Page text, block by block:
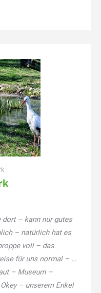
dort – kann nur gutes
– natürlich hat es
voll – das
für uns normal – …
– Museum –
– unserem Enkel